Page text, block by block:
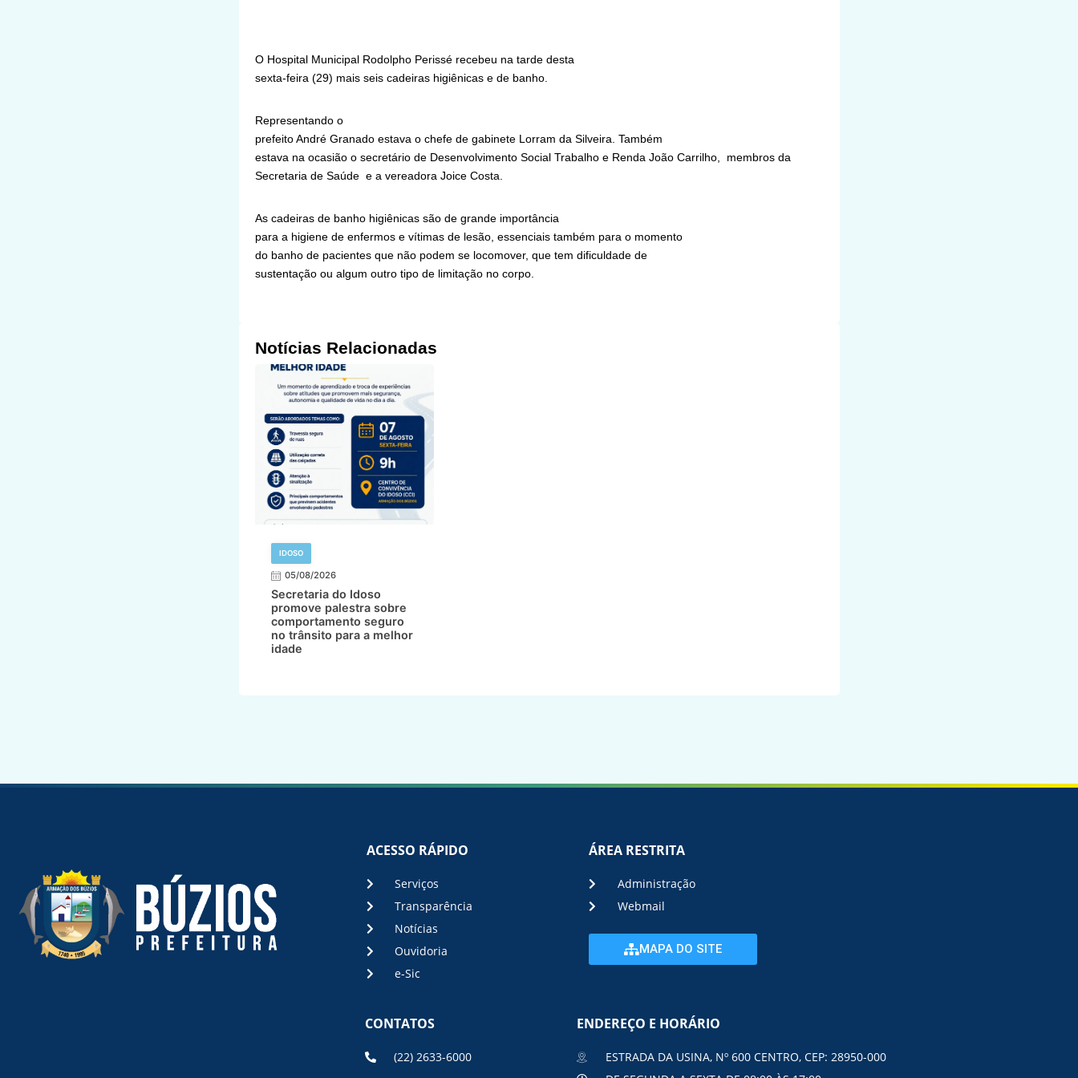
O Hospital Municipal Rodolpho Perissé recebeu na tarde desta
sexta-feira (29) mais seis cadeiras higiênicas e de banho.
Representando o
prefeito André Granado estava o chefe de gabinete Lorram da Silveira. Também
estava na ocasião o secretário de Desenvolvimento Social Trabalho e Renda João Carrilho, membros da
Secretaria de Saúde e a vereadora Joice Costa.
As cadeiras de banho higiênicas são de grande importância
para a higiene de enfermos e vítimas de lesão, essenciais também para o momento
do banho de pacientes que não podem se locomover, que tem dificuldade de
sustentação ou algum outro tipo de limitação no corpo.
Notícias Relacionadas
IDOSO
05/08/2026
Secretaria do Idoso
promove palestra sobre
comportamento seguro
no trânsito para a melhor
idade
ACESSO RÁPIDO
Serviços
Transparência
Notícias
Ouvidoria
e-Sic
ÁREA RESTRITA
Administração
Webmail
MAPA DO SITE
CONTATOS
(22) 2633-6000
ENDEREÇO E HORÁRIO
ESTRADA DA USINA, Nº 600 CENTRO, CEP: 28950-000